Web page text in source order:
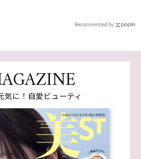
Recommended by
気に！自愛ビューティ